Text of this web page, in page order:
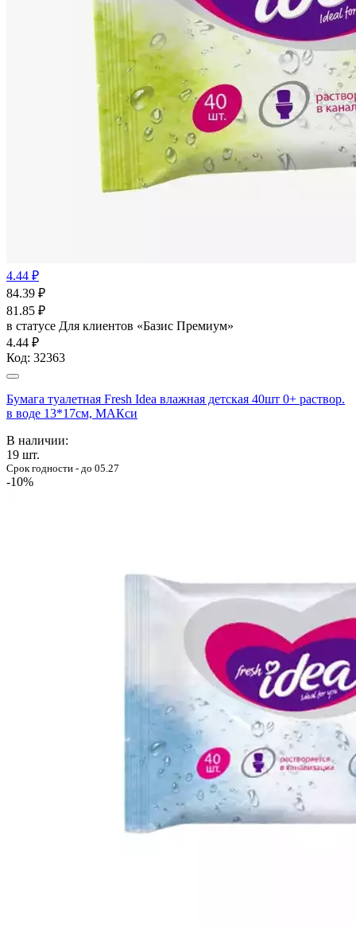
4.44 ₽
84.39 ₽
81.85 ₽
в статусе Для клиентов «Базис Премиум»
4.44 ₽
Код: 32363
Бумага туалетная Fresh Idea влажная детская 40шт 0+ раствор.
в воде 13*17см, МАКси
В наличии:
19 шт.
Срок годности - до 05.27
-10%